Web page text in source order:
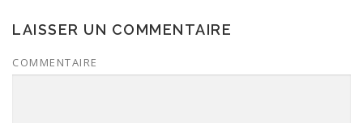
LAISSER UN COMMENTAIRE
COMMENTAIRE